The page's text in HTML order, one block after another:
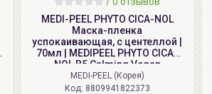
MEDI-PEEL PHYTO CICA-NOL
Маска-пленка
успокаивающая, с центеллой |
70мл | MEDIPEEL PHYTO CICA-
NOL B5 Calming Vegan
Wrapping Mask
MEDI-PEEL (Корея)
Код: 8809941822373